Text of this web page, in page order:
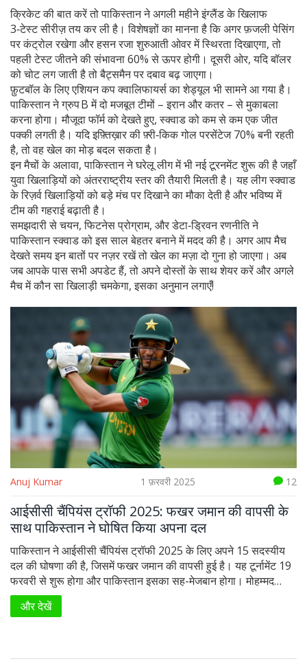
क्रिकेट की बात करें तो पाकिस्तान ने अगली महीने इंग्लैंड के खिलाफ
3‑टेस्ट सीरीज़ तय कर ली है। विशेषज्ञों का मानना है कि अगर फ़जली पेसिंग
पर कंट्रोल रखेगा और हसन रजा शुरुआती ओवर में स्थिरता दिखाएगा, तो
पहली टेस्ट जीतने की संभावना 60% से ऊपर होगी। दूसरी ओर, यदि बॉलर
को चोट लग जाती है तो बैट्समैन पर दबाव बढ़ जाएगा।
फ़ुटबॉल के लिए एशियन कप क्वालिफायर्स का शेड्यूल भी सामने आ गया है।
पाकिस्तान ने ग्रुप B में दो मजबूत टीमों – इरान और कतर – से मुकाबला
करना होगा। मौजूदा फॉर्म को देखते हुए, स्क्वाड को कम से कम एक जीत
पक्की लगती है। यदि इफ़्तिख़ार की फ़्री‑किक गोल परसेंटेज 70% बनी रहती
है, तो वह खेल का मोड़ बदल सकता है।
इन मैचों के अलावा, पाकिस्तान ने घरेलू लीग में भी नई टूरनमेंट शुरू की है जहाँ
युवा खिलाड़ियों को अंतरराष्ट्रीय स्तर की तैयारी मिलती है। यह लीग स्क्वाड
के रिज़र्व खिलाड़ियों को बड़े मंच पर दिखाने का मौका देती है और भविष्य में
टीम की गहराई बढ़ाती है।
समझदारी से चयन, फिटनेस प्रोग्राम, और डेटा‑ड्रिवन रणनीति ने
पाकिस्तान स्क्वाड को इस साल बेहतर बनाने में मदद की है। अगर आप मैच
देखते समय इन बातों पर नज़र रखें तो खेल का मज़ा दो गुना हो जाएगा। अब
जब आपके पास सभी अपडेट हैं, तो अपने दोस्तों के साथ शेयर करें और अगले
मैच में कौन सा खिलाड़ी चमकेगा, इसका अनुमान लगाएँ!
Anuj Kumar 1 फ़रवरी 2025 12
आईसीसी चैंपियंस ट्रॉफी 2025: फखर जमान की वापसी के
साथ पाकिस्तान ने घोषित किया अपना दल
पाकिस्तान ने आईसीसी चैंपियंस ट्रॉफी 2025 के लिए अपने 15 सदस्यीय
दल की घोषणा की है, जिसमें फखर जमान की वापसी हुई है। यह टूर्नामेंट 19
फरवरी से शुरू होगा और पाकिस्तान इसका सह-मेजबान होगा। मोहम्मद
रिजवान के नेतृत्व में टीम में प्रमुख तेज गेंदबाज और स्पिनर्स शामिल हैं। फखर
जमान की वापसी के साथ कुछ पुराने और नए खिलाड़ी चयनित हुए हैं।
और देखें